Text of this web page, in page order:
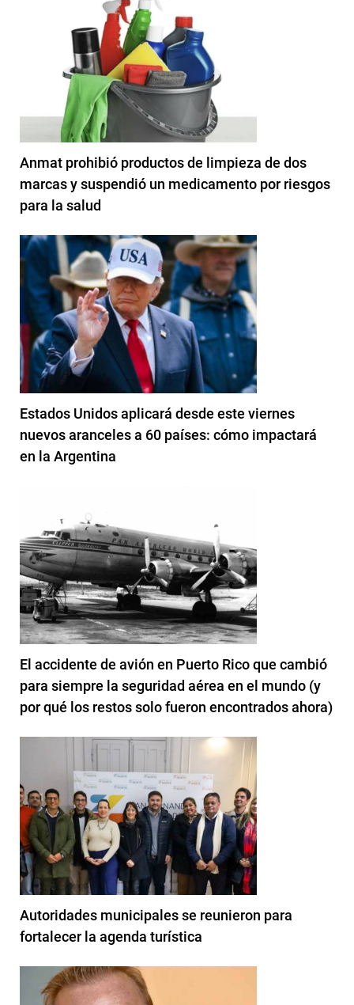
Anmat prohibió productos de limpieza de dos
marcas y suspendió un medicamento por riesgos
para la salud
Estados Unidos aplicará desde este viernes
nuevos aranceles a 60 países: cómo impactará
en la Argentina
El accidente de avión en Puerto Rico que cambió
para siempre la seguridad aérea en el mundo (y
por qué los restos solo fueron encontrados ahora)
Autoridades municipales se reunieron para
fortalecer la agenda turística